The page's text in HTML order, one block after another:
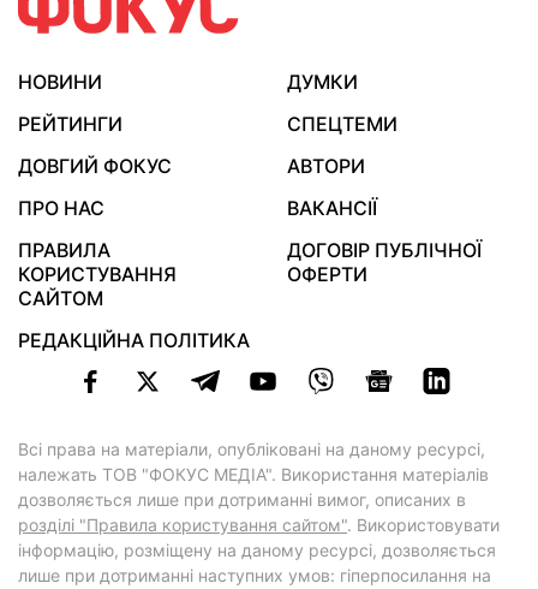
НОВИНИ
ДУМКИ
РЕЙТИНГИ
СПЕЦТЕМИ
ДОВГИЙ ФОКУС
АВТОРИ
ПРО НАС
ВАКАНСІЇ
ПРАВИЛА
КОРИСТУВАННЯ
САЙТОМ
ДОГОВІР ПУБЛІЧНОЇ
ОФЕРТИ
РЕДАКЦІЙНА ПОЛІТИКА
Всі права на матеріали, опубліковані на даному ресурсі,
належать ТОВ "ФОКУС МЕДІА". Використання матеріалів
дозволяється лише при дотриманні вимог, описаних в
розділі "Правила користування сайтом". Використовувати
інформацію, розміщену на даному ресурсі, дозволяється
лише при дотриманні наступних умов: гіперпосилання на